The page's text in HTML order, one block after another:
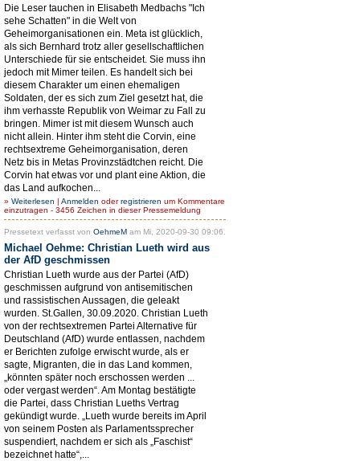
Die Leser tauchen in Elisabeth Medbachs "Ich
sehe Schatten" in die Welt von
Geheimorganisationen ein. Meta ist glücklich,
als sich Bernhard trotz aller gesellschaftlichen
Unterschiede für sie entscheidet. Sie muss ihn
jedoch mit Mimer teilen. Es handelt sich bei
diesem Charakter um einen ehemaligen
Soldaten, der es sich zum Ziel gesetzt hat, die
ihm verhasste Republik von Weimar zu Fall zu
bringen. Mimer ist mit diesem Wunsch auch
nicht allein. Hinter ihm steht die Corvin, eine
rechtsextreme Geheimorganisation, deren
Netz bis in Metas Provinzstädtchen reicht. Die
Corvin hat etwas vor und plant eine Aktion, die
das Land aufkochen...
» Weiterlesen | Anmelden oderregistrieren um Kommentare
einzutragen - 3456 Zeichen in dieser Pressemeldung
Pressetext verfasst von OehmeM am Mi, 2020-09-30 09:06.
Michael Oehme: Christian Lueth wird aus
der AfD geschmissen
Christian Lueth wurde aus der Partei (AfD)
geschmissen aufgrund von antisemitischen
und rassistischen Aussagen, die geleakt
wurden. St.Gallen, 30.09.2020. Christian Lueth
von der rechtsextremen Partei Alternative für
Deutschland (AfD) wurde entlassen, nachdem
er Berichten zufolge erwischt wurde, als er
sagte, Migranten, die in das Land kommen,
„könnten später noch erschossen werden ...
oder vergast werden“. Am Montag bestätigte
die Partei, dass Christian Lueths Vertrag
gekündigt wurde. „Lueth wurde bereits im April
von seinem Posten als Parlamentssprecher
suspendiert, nachdem er sich als „Faschist“
bezeichnet hatte“,...